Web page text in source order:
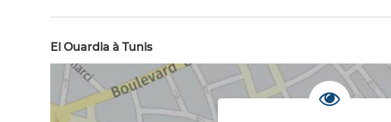
El Ouardia à Tunis